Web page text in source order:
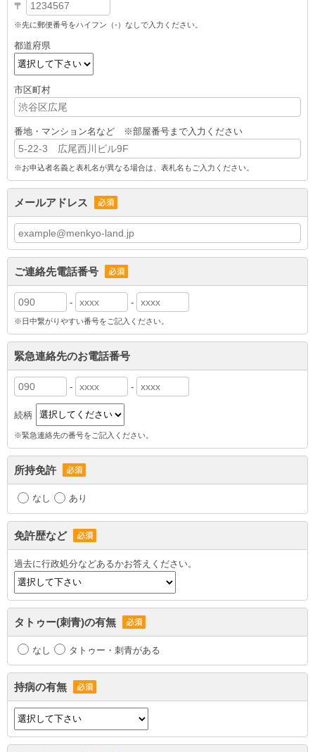
〒
※先に郵便番号をハイフン（-）なしで入力ください。
都道府県
市区町村
番地・マンション名など ※部屋番号まで入力ください
※お申込者名義と表札名が異なる場合は、表札名もご入力ください。
メールアドレス
ご連絡先電話番号
- -
※日中繋がりやすい番号をご記入ください。
緊急連絡先のお電話番号
- -
続柄
※緊急連絡先の番号をご記入ください。
所持免許
なし あり
免許歴など
過去に行政処分などあるかお答えください。
タトゥー(刺青)の有無
なし タトゥー・刺青がある
持病の有無